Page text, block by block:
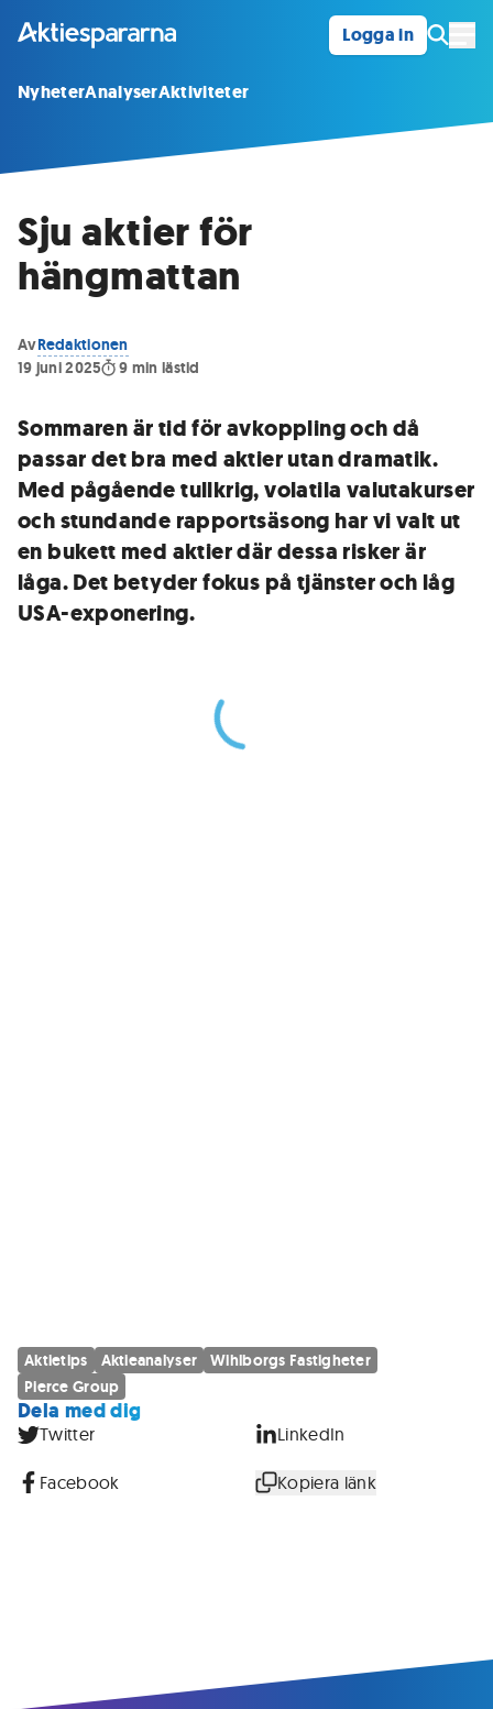
Logga in
NyheterAnalyserAktiviteter
Sju aktier för
hängmattan
AvRedaktionen
19 juni 2025
9 min lästid
Sommaren är tid för avkoppling och då
passar det bra med aktier utan dramatik.
Med pågående tullkrig, volatila valutakurser
och stundande rapportsäsong har vi valt ut
en bukett med aktier där dessa risker är
låga. Det betyder fokus på tjänster och låg
USA-exponering.
Aktietips Aktieanalyser
Wihlborgs Fastigheter
Pierce Group
Dela med dig
Twitter LinkedIn
Facebook Kopiera länk